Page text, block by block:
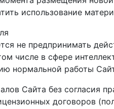
использование
не предпринимать
числе в сфере
нормальной работы
Сайта без согласия
договоров